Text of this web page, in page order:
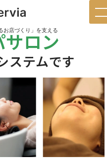
お店づくり」を支える
ロン
ステムです